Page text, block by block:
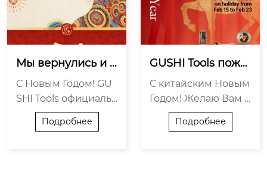
за...
Мы вернулись и г
отовы к року!
С Новым Годом! GU
SHI Tools официаль
но возобновляет ра
боту сегодня! Жела
Подробнее
GUSHI Tools поже
лает всем счастл
ивого китайского
Нового года!
С китайским Новым
Годом! Желаю Вам у
спеха в Годе Лошад
и! Китайский Новый
Подробнее